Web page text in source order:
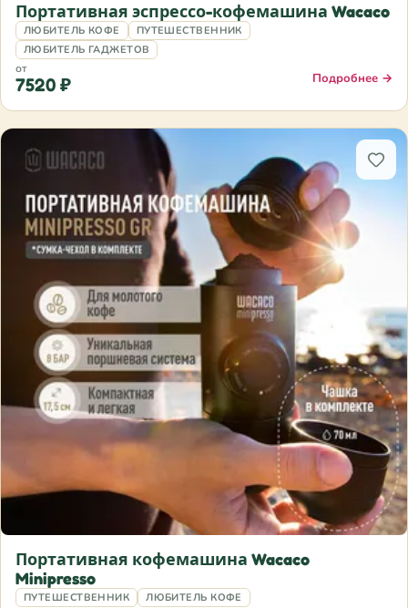
Портативная эспрессо-кофемашина Wacaco
ЛЮБИТЕЛЬ КОФЕ
ПУТЕШЕСТВЕННИК
ЛЮБИТЕЛЬ ГАДЖЕТОВ
от
7520 ₽ Подробнее →
Портативная кофемашина Wacaco
Minipresso
ПУТЕШЕСТВЕННИК ЛЮБИТЕЛЬ КОФЕ